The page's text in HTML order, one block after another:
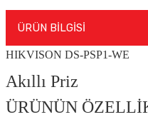
ÜRÜN BİLGİSİ
HIKVISON DS-PSP1-WE
Akıllı Priz
ÜRÜNÜN